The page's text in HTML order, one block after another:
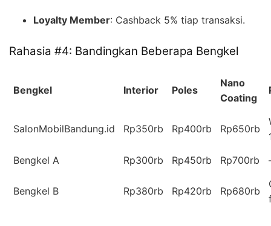
Loyalty Member: Cashback 5% tiap transaksi.
Rahasia #4: Bandingkan Beberapa Bengkel
Bengkel Interior Poles
Nano
Coating
SalonMobilBandung.id Rp350rb Rp400rb Rp650rb
Bengkel A
Rp300rb Rp450rb Rp700rb
Bengkel B Rp380rb Rp420rb Rp680rb